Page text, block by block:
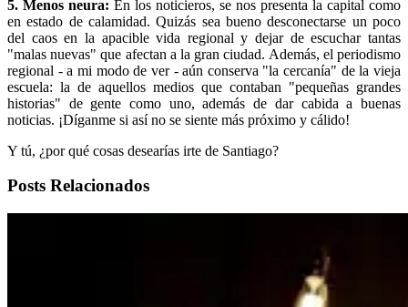
5. Menos neura: En los noticieros, se nos presenta la capital como
en estado de calamidad. Quizás sea bueno desconectarse un poco
del caos en la apacible vida regional y dejar de escuchar tantas
"malas nuevas" que afectan a la gran ciudad. Además, el periodismo
regional - a mi modo de ver - aún conserva "la cercanía" de la vieja
escuela: la de aquellos medios que contaban "pequeñas grandes
historias" de gente como uno, además de dar cabida a buenas
noticias. ¡Díganme si así no se siente más próximo y cálido!
Y tú, ¿por qué cosas desearías irte de Santiago?
Posts Relacionados